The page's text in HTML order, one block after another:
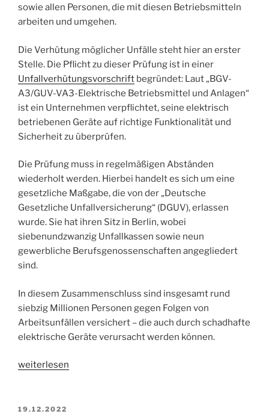
sowie allen Personen, die mit diesen Betriebsmitteln
arbeiten und umgehen.
Die Verhütung möglicher Unfälle steht hier an erster
Stelle. Die Pflicht zu dieser Prüfung ist in einer
Unfallverhütungsvorschrift begründet: Laut „BGV-
A3/GUV-VA3-Elektrische Betriebsmittel und Anlagen“
ist ein Unternehmen verpflichtet, seine elektrisch
betriebenen Geräte auf richtige Funktionalität und
Sicherheit zu überprüfen.
Die Prüfung muss in regelmäßigen Abständen
wiederholt werden. Hierbei handelt es sich um eine
gesetzliche Maßgabe, die von der „Deutsche
Gesetzliche Unfallversicherung“ (DGUV), erlassen
wurde. Sie hat ihren Sitz in Berlin, wobei
siebenundzwanzig Unfallkassen sowie neun
gewerbliche Berufsgenossenschaften angegliedert
sind.
In diesem Zusammenschluss sind insgesamt rund
siebzig Millionen Personen gegen Folgen von
Arbeitsunfällen versichert – die auch durch schadhafte
elektrische Geräte verursacht werden können.
„Sicherheit
–
weiterlesen
VERÖFFENTLICHT
19.12.2022